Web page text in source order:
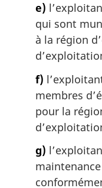
e)
qui sont
à la région
f)
membres
pour la
g)